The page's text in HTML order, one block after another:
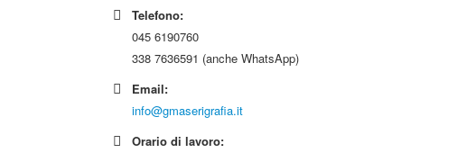
Telefono:
045 6190760
338 7636591 (anche WhatsApp)
Email:
info@gmaserigrafia.it
Orario di lavoro: